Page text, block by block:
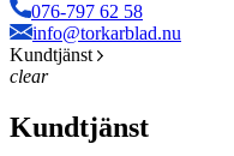
076-797 62 58
info@torkarblad.nu
Kundtjänst
clear
Kundtjänst